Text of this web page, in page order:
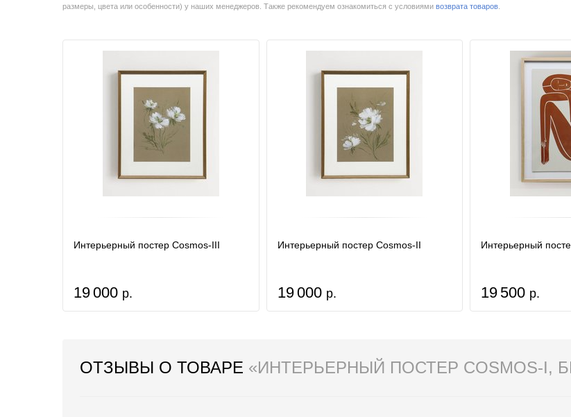
размеры, цвета или особенности) у наших менеджеров. Также рекомендуем ознакомиться с условиями возврата товаров
Интерьерный постер Cosmos-III
19 000 р.
Интерьерный постер Cosmos-II
19 000 р.
Интерьерный
19 500 р.
ОТЗЫВЫ О ТОВАРЕ «ИНТЕРЬЕРНЫЙ ПОСТЕР COSMOS-I,